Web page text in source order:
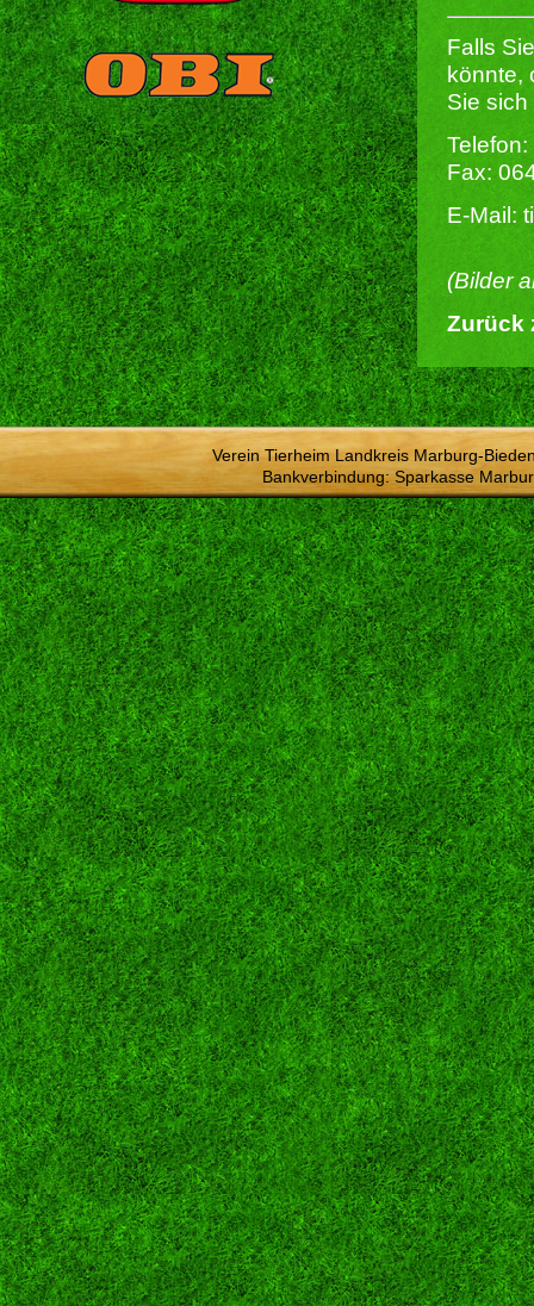
Falls
könnte,
Sie
Fax:
E-Mail:
(Bilder
Zurück
Verein Tierheim Landkreis Marburg-
Bankverbindung: Sparkasse